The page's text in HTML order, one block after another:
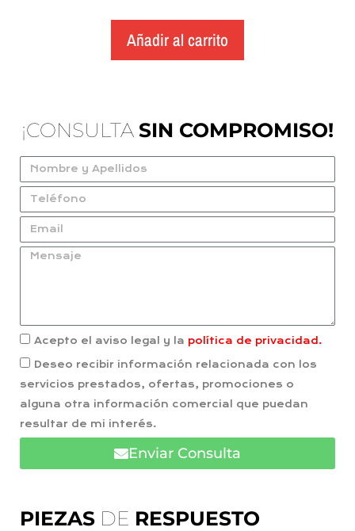
Añadir al carrito
PIEZAS DE RESPUESTO
¡CONSULTA SIN COMPROMISO!
Acepto el aviso legal y la política de privacidad.
Deseo recibir información relacionada con los
servicios prestados, ofertas, promociones o
alguna otra información comercial que puedan
resultar de mi interés.
Enviar Consulta